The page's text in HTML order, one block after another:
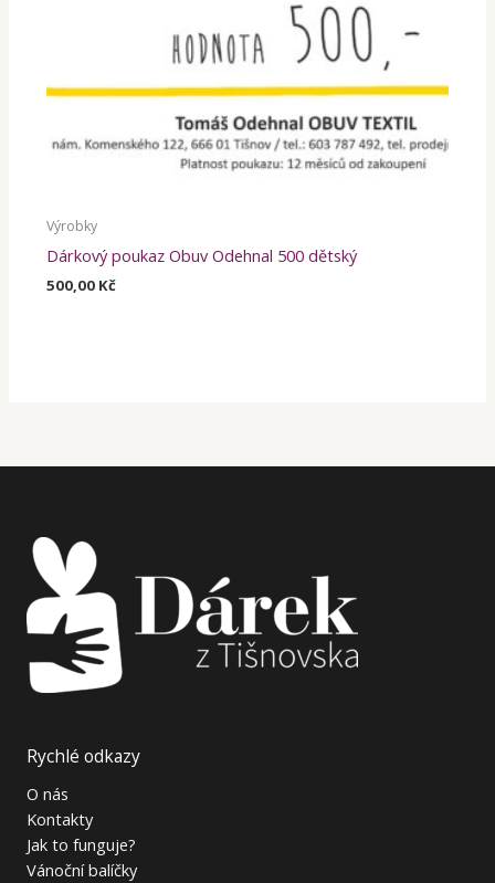
Výrobky
Dárkový poukaz Obuv Odehnal 500 dětský
500,00 Kč
Rychlé odkazy
O nás
Kontakty
Jak to funguje?
Vánoční balíčky